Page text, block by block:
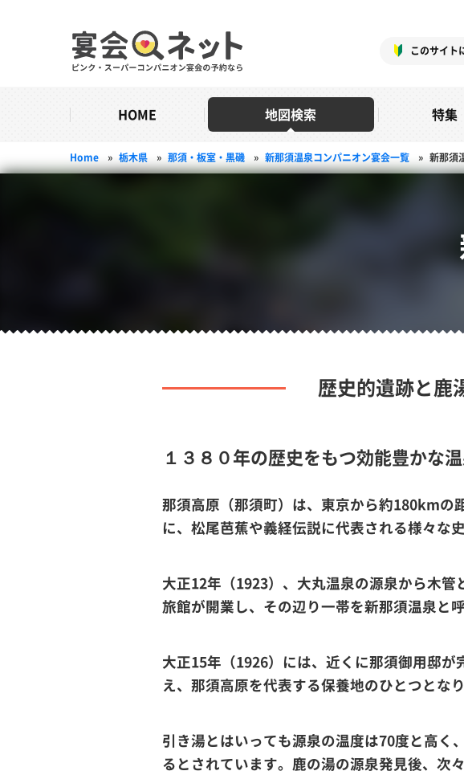
このサイト
HOME 地図検索 特集
Home » 栃木県 » 那須・板室・黒磯 » 新那須温泉コンパニオン宴会一覧 » 新那須
歴史的遺跡と鹿
１３８０年の歴史をもつ効能豊かな
那須高原（那須町）は、東京から約180kmの
に、松尾芭蕉や義経伝説に代表される様々な
大正12年（1923）、大丸温泉の源泉から木
旅館が開業し、その辺り一帯を新那須温泉と
大正15年（1926）には、近くに那須御用邸
え、那須高原を代表する保養地のひとつとなり
引き湯とはいっても源泉の温度は70度と高く
るとされています。鹿の湯の源泉発見後、次